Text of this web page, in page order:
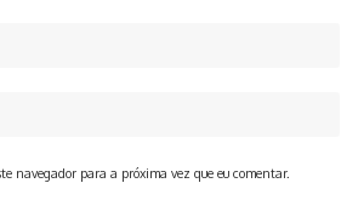
navegador para a próxima vez que eu comentar.